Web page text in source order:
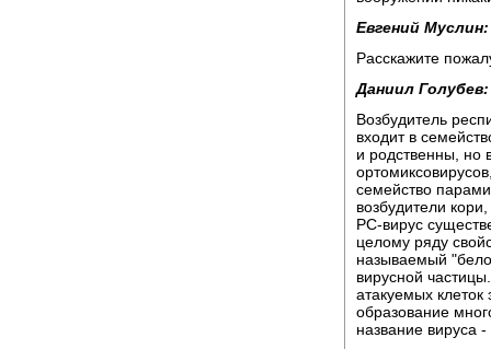
Евгений Муслин:
Расскажите
Даниил Голубев:
Возбудитель
входит в
и родственны, но
семейство
возбудители
РС-вирус
целому ряду
называемый
вирусной
атакуемых клеток
образование
название вируса